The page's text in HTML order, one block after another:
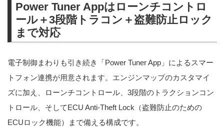
Power Tuner Appはローンチコントロ
ール＋3段階トラコン＋盗難防止ロック
まで対応
電子制御まわりも引き続き「Power Tuner App」によるスマー
トフォン連携が用意されます。エンジンマップのカスタマイ
ズに加え、ローンチコントロール、3段階のトラクションコン
トロール、そしてECU Anti-Theft Lock（盗難防止のための
ECUロック機能）まで備える構成です。